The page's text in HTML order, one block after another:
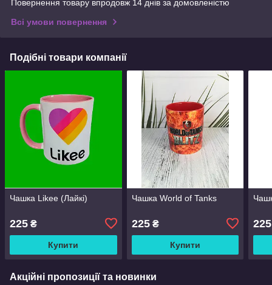
Повернення товару впродовж 14 днів за домовленістю
Всі умови повернення
Подібні товари компанії
Чашка Likee (Лайкі)
225 ₴
Купити
Чашка World of Tanks
225₴
Купити
225
Акційні пропозиції та новинки